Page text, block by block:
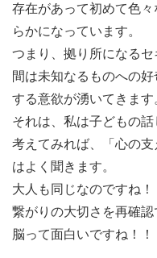
存在があって初めて色
らかになっています。
つまり、拠り所になる
間は未知なるものへの
する意欲が湧いてきます
それは、私は子どもの話
考えてみれば、「心の
はよく聞きます。
大人も同じなのですね
繋がりの大切さを再確
脳って面白いですね！